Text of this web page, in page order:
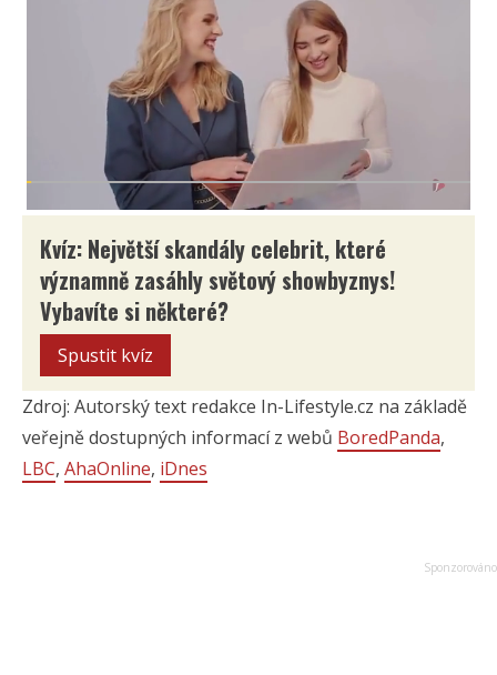
Kvíz: Největší skandály celebrit, které
významně zasáhly světový showbyznys!
Vybavíte si některé?
Spustit kvíz
Zdroj: Autorský text redakce In-Lifestyle.cz na základě
veřejně dostupných informací z webů BoredPanda,
LBC, AhaOnline, iDnes